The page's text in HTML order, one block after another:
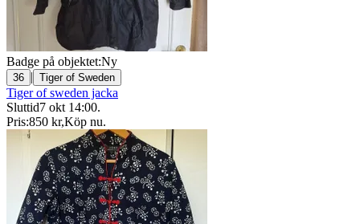
Badge på objektet:Ny
36 | Tiger of Sweden
Tiger of sweden jacka
Sluttid7 okt 14:00.
Pris:850 kr,Köp nu.